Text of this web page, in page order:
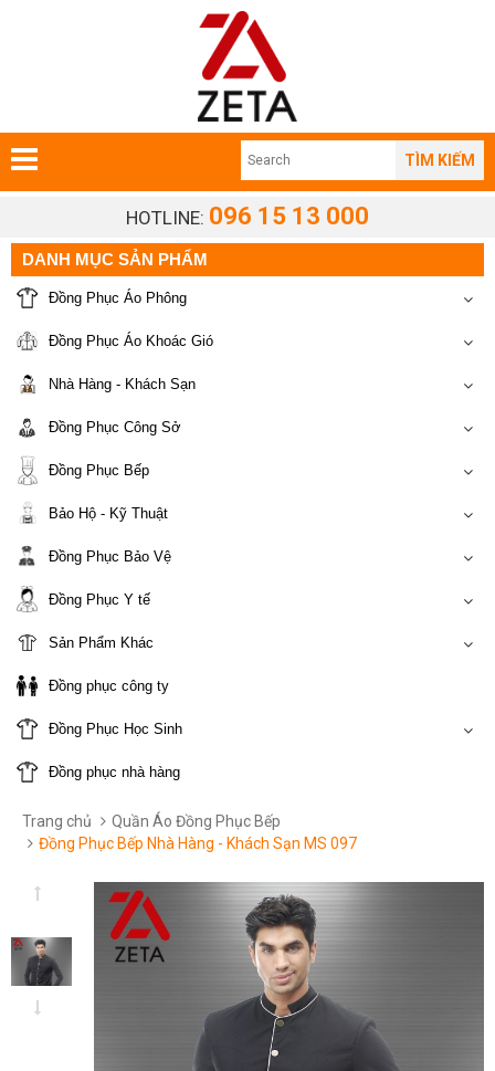
TÌM KIẾM
HOTLINE: 096 15 13 000
DANH MỤC SẢN PHẨM
Đồng Phục Áo Phông
Đồng Phục Áo Khoác Gió
Nhà Hàng - Khách Sạn
Đồng Phục Công Sở
Đồng Phục Bếp
Bảo Hộ - Kỹ Thuật
Đồng Phục Bảo Vệ
Đồng Phục Y tế
Sản Phẩm Khác
Đồng phục công ty
Đồng Phục Học Sinh
Đồng phục nhà hàng
Trang chủ
Quần Áo Đồng Phục Bếp
Đồng Phục Bếp Nhà Hàng - Khách Sạn MS 097